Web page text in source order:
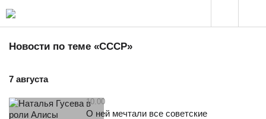
Новости по теме «СССР»
7 августа
О ней мечтали все советские
10.00